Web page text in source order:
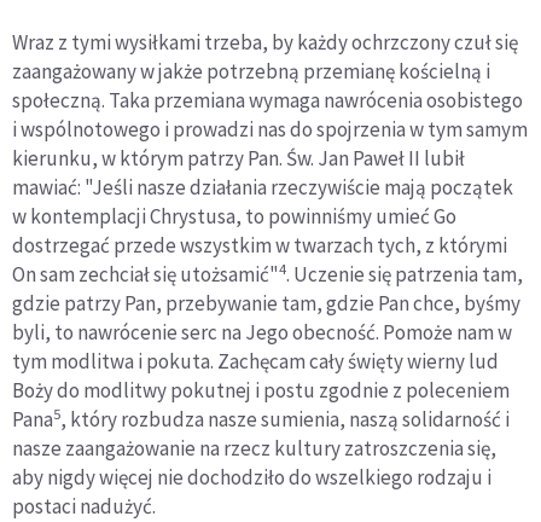
Wraz z tymi wysiłkami trzeba, by każdy ochrzczony czuł się
zaangażowany w jakże potrzebną przemianę kościelną i
społeczną. Taka przemiana wymaga nawrócenia osobistego
i wspólnotowego i prowadzi nas do spojrzenia w tym samym
kierunku, w którym patrzy Pan. Św. Jan Paweł II lubił
mawiać: "Jeśli nasze działania rzeczywiście mają początek
w kontemplacji Chrystusa, to powinniśmy umieć Go
dostrzegać przede wszystkim w twarzach tych, z którymi
On sam zechciał się utożsamić"4. Uczenie się patrzenia tam,
gdzie patrzy Pan, przebywanie tam, gdzie Pan chce, byśmy
byli, to nawrócenie serc na Jego obecność. Pomoże nam w
tym modlitwa i pokuta. Zachęcam cały święty wierny lud
Boży do modlitwy pokutnej i postu zgodnie z poleceniem
Pana5, który rozbudza nasze sumienia, naszą solidarność i
nasze zaangażowanie na rzecz kultury zatroszczenia się,
aby nigdy więcej nie dochodziło do wszelkiego rodzaju i
postaci nadużyć.